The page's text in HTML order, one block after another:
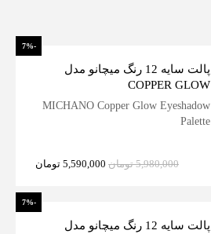
-7%
پالت سایه 12 رنگ میچانو مدل
COPPER GLOW
MICHANO Copper Glow Eyeshadow
Palette
5,980,000 تومان 5,590,000 تومان
-7%
پالت سایه 12 رنگ میچانو مدل